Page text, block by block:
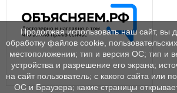
Продолжая использовать наш сайт, вы
обработку файлов cookie,
местоположении; тип и версия ОС; тип и
устройства и разрешение его экрана;
на сайт пользователь; с какого сайта или
ОС и Браузера; какие страницы